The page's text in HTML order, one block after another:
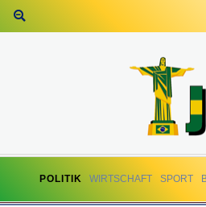
POLITIK WIRTSCHAFT SPORT